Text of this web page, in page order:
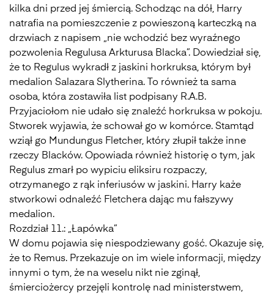
kilka dni przed jej śmiercią. Schodząc na dół, Harry
natrafia na pomieszczenie z powieszoną karteczką na
drzwiach z napisem „nie wchodzić bez wyraźnego
pozwolenia Regulusa Arkturusa Blacka”. Dowiedział się,
że to Regulus wykradł z jaskini horkruksa, którym był
medalion Salazara Slytherina. To również ta sama
osoba, która zostawiła list podpisany R.A.B.
Przyjaciołom nie udało się znaleźć horkruksa w pokoju.
Stworek wyjawia, że schował go w komórce. Stamtąd
wziął go Mundungus Fletcher, który złupił także inne
rzeczy Blacków. Opowiada również historię o tym, jak
Regulus zmarł po wypiciu eliksiru rozpaczy,
otrzymanego z rąk inferiusów w jaskini. Harry każe
stworkowi odnaleźć Fletchera dając mu fałszywy
medalion.
Rozdział 11.: „Łapówka”
W domu pojawia się niespodziewany gość. Okazuje się,
że to Remus. Przekazuje on im wiele informacji, między
innymi o tym, że na weselu nikt nie zginął,
śmierciożercy przejęli kontrolę nad ministerstwem,